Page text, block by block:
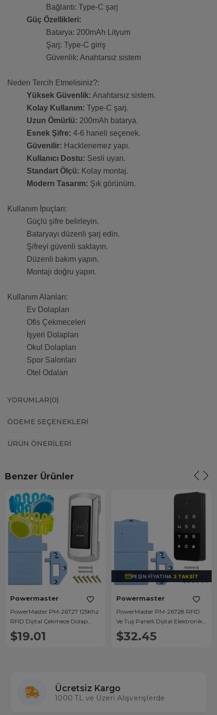
Bağlantı: Type-C şarj
Güç Özellikleri:
Batarya: 200mAh Lityum
Şarj: Type-C giriş
Güvenlik: Anahtarsız sistem
Neden Tercih Etmelisiniz?:
Yüksek Güvenlik: Anahtarsız sistem.
Kolay Kullanım: Type-C şarj.
Uzun Ömürlü: 200mAh batarya.
Esnek Şifre: 4-6 haneli seçenek.
Güvenilir: Hacklenemez yapı.
Kullanıcı Dostu: Sesli uyarı.
Standart Ölçü: Kolay montaj.
Modern Tasarım: Şık görünüm.
Kullanım İpuçları:
Güçlü şifre belirleyin.
Bataryayı düzenli şarj edin.
Şifreyi güvenli saklayın.
Düzenli bakım yapın.
Montajı doğru yapın.
Kullanım Alanları:
Ev Dolapları
Ofis Çekmeceleri
İşyeri Dolapları
Okul Dolapları
Spor Salonları
Otel Odaları
YORUMLAR(0)
ÖDEME SEÇENEKLERI
ÜRÜN ÖNERILERI
Benzer Ürünler
Powermaster
PowerMaster PM-26727 125Khz
RFID Dijital Çekmece Dolap
Kilidi (2'li Paket)
$19.01
PEŞIN FIYATINA3 TAKSIT
Powermaster
PowerMaster PM-26728 RFID
Ve Tuş Panelli Dijital Elektronik
Kapı Dolap Kilidi (2'li Paket)
$32.45
Ücretsiz Kargo
1000 TL ve Üzeri Alışverişlerde